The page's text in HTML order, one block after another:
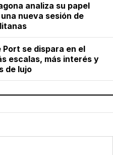
analiza su papel
nueva sesión de
se dispara en el
escalas, más interés y
de lujo